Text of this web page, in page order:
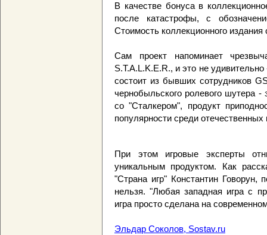
В качестве бонуса в
после катастрофы, с
Стоимость коллекционного
Сам проект напоминает
S.T.A.L.K.E.R., и это не
состоит из бывших сотрудников
чернобыльского ролевого шутера
со "Сталкером", продукт
популярности среди отечественных
При этом игровые эксперты
уникальным продуктом. Как
"Страна игр" Константин Говорун,
нельзя. "Любая западная игра с
игра просто сделана на
Эльдар Соколов, Sostav.ru